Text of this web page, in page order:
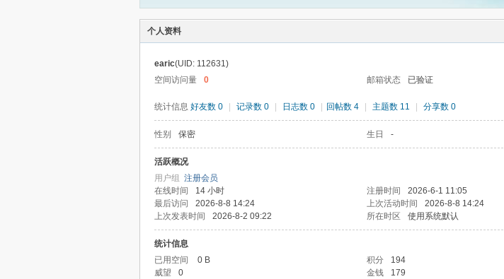
个人资料
earic(UID: 112631)
空间访问量
0 邮箱状态 已验证
统计信息 好友数 0 记录数 0 日志数 0 回帖数 4 主题数 11 分享数 0
性别 保密 生日 -
活跃概况
用户组 注册会员
在线时间
14 小时 注册时间
2026-6-1 11:05
最后访问
2026-8-8 14:24 上次活动时间
2026-8-8 14:24
上次发表时间
2026-8-2 09:22 所在时区 使用系统默认
统计信息
已用空间
0 B 积分
194
威望
0 金钱
179